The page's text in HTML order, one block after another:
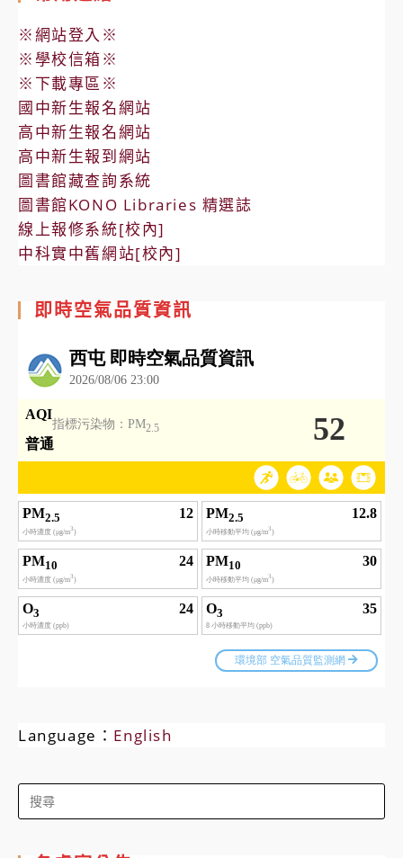
※網站登入※
※學校信箱※
※下載專區※
國中新生報名網站
高中新生報名網站
高中新生報到網站
圖書館藏查詢系統
圖書館KONO Libraries 精選誌
線上報修系統[校內]
中科實中舊網站[校內]
即時空氣品質資訊
Language： English
Search
for: